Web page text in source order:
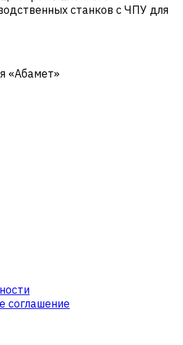
станков с ЧПУ для
«Абамет»
соглашение